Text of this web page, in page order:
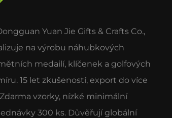
Yuan Jie Gifts & Crafts Co.,
na výrobu náhubkových
medailí, klíčenek a golfových
15 let zkušeností, export do více
vzorky, nízké minimální
300 ks. Důvěřují globální